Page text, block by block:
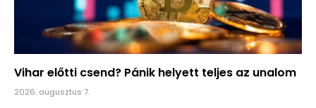
Vihar előtti csend? Pánik helyett teljes az unalom
2026. augusztus 7.